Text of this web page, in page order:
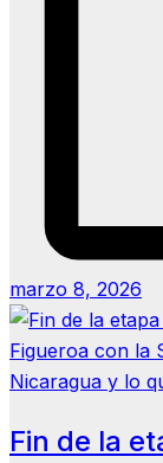
marzo 8, 2026
Fin de la